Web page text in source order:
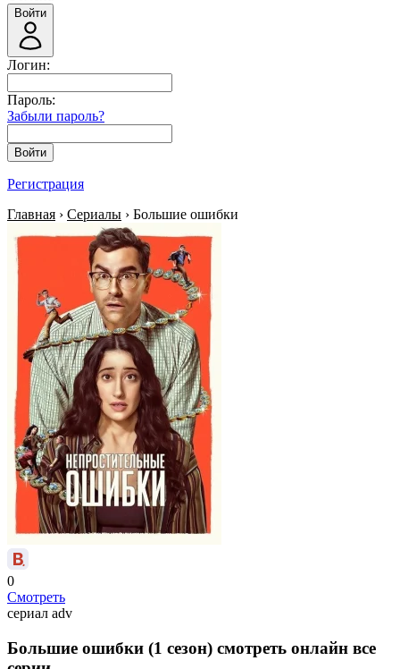
Войти
Логин:
Пароль:
Забыли пароль?
Войти
Регистрация
Главная › Сериалы › Большие ошибки
0
Смотреть
сериал adv
Большие ошибки (1 сезон) смотреть онлайн все